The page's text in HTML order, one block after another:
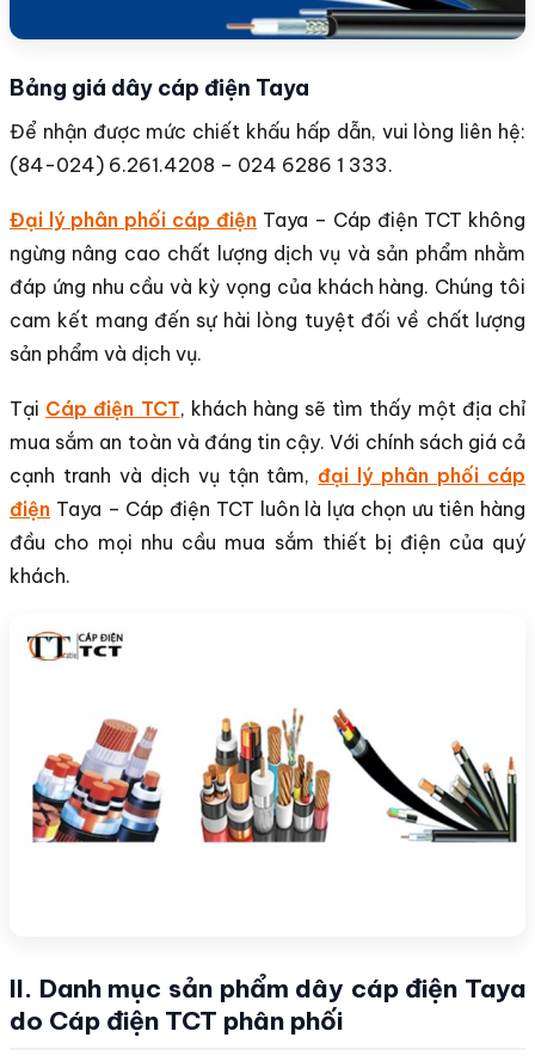
Bảng giá dây cáp điện Taya
Để nhận được mức chiết khấu hấp dẫn, vui lòng liên hệ:
(84-024) 6.261.4208 – 024 6286 1 333.
Đại lý phân phối cáp điện Taya – Cáp điện TCT không
ngừng nâng cao chất lượng dịch vụ và sản phẩm nhằm
đáp ứng nhu cầu và kỳ vọng của khách hàng. Chúng tôi
cam kết mang đến sự hài lòng tuyệt đối về chất lượng
sản phẩm và dịch vụ.
Tại Cáp điện TCT, khách hàng sẽ tìm thấy một địa chỉ
mua sắm an toàn và đáng tin cậy. Với chính sách giá cả
cạnh tranh và dịch vụ tận tâm,đại lý phân phối cáp
điện Taya – Cáp điện TCT luôn là lựa chọn ưu tiên hàng
đầu cho mọi nhu cầu mua sắm thiết bị điện của quý
khách.
II. Danh mục sản phẩm dây cáp điện Taya
do Cáp điện TCT phân phối